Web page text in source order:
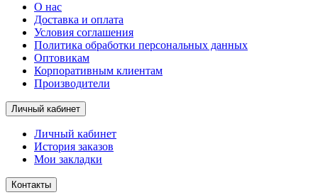
О нас
Доставка и оплата
Условия соглашения
Политика обработки персональных данных
Оптовикам
Корпоративным клиентам
Производители
Личный кабинет
Личный кабинет
История заказов
Мои закладки
Контакты